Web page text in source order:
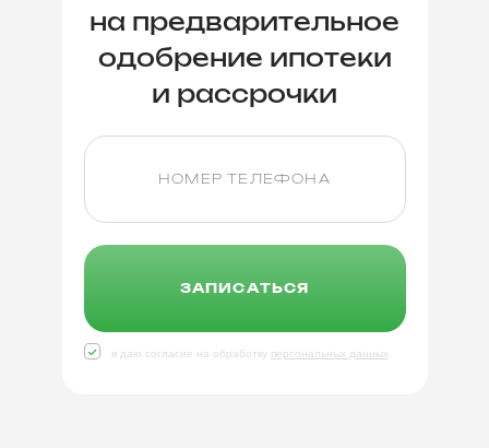
на предварительное
одобрение ипотеки
и рассрочки
ЗАПИСАТЬСЯ
я даю согласие на обработку персональных данных